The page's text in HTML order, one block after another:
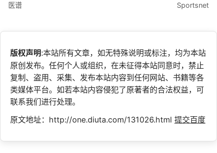
医谱 Sportsnet
版权声明:本站所有文章，如无特殊说明或标注，均为本站
原创发布。任何个人或组织，在未征得本站同意时，禁止
复制、盗用、采集、发布本站内容到任何网站、书籍等各
类媒体平台。如若本站内容侵犯了原著者的合法权益，可
联系我们进行处理。
原文地址：http://one.diuta.com/131026.html 提交百度